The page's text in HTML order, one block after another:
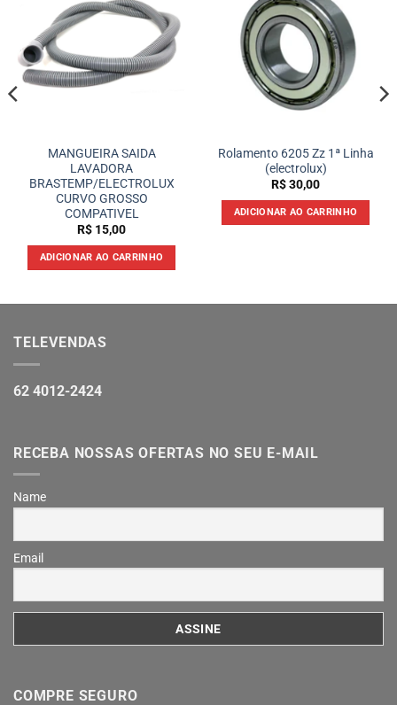
MANGUEIRA SAIDA
LAVADORA
BRASTEMP/ELECTROLUX
CURVO GROSSO
COMPATIVEL
R$ 15,00
ADICIONAR AO CARRINHO
Rolamento 6205 Zz 1ª Linha
(electrolux)
R$30,00
ADICIONAR AO CARRINHO
TELEVENDAS
62 4012-2424
RECEBA NOSSAS OFERTAS NO SEU E-MAIL
Name
Email
COMPRE SEGURO